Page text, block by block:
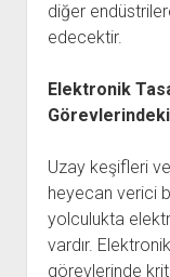
diğer
edecektir.
Elektronik
Uzay keşifleri
heyecan verici
yolculukta
vardır.
görevlerinde